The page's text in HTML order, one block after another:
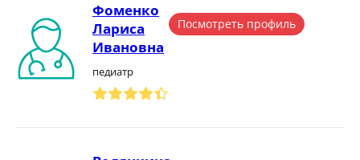
Фоменко
Лариса
Ивановна
педиатр
Посмотреть профиль